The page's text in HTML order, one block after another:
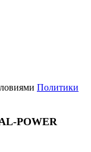
Политики
POWER